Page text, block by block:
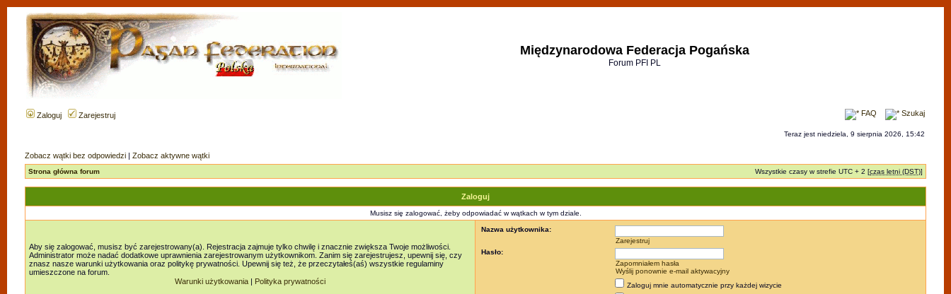
Międzynarodowa Federacja Pogańska
Forum PFI PL
Zaloguj Zarejestruj FAQ Szukaj
Teraz jest niedziela, 9 sierpnia 2026, 15:42
Zobacz wątki bez odpowiedzi | Zobacz aktywne wątki
Strona główna forum Wszystkie czasy w strefie UTC + 2 [czas letni (DST)]
Zaloguj
Musisz się zalogować, żeby odpowiadać w wątkach w tym dziale.
Aby się zalogować, musisz być zarejestrowany(a). Rejestracja zajmuje tylko chwilę i znacznie zwiększa Twoje możliwości.
Administrator może nadać dodatkowe uprawnienia zarejestrowanym użytkownikom. Zanim się zarejestrujesz, upewnij się, czy
znasz nasze warunki użytkowania oraz politykę prywatności. Upewnij się też, że przeczytałeś(aś) wszystkie regulaminy
umieszczone na forum.
Warunki użytkowania | Polityka prywatności
Nazwa użytkownika:
Zarejestruj
Hasło:
Zapomniałem hasła
Wyślij ponownie e-mail aktywacyjny
Zaloguj mnie automatycznie przy każdej wizycie